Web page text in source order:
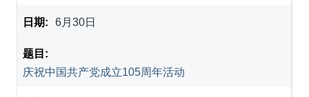
6月30日
庆祝中国共产党成立105周年活动